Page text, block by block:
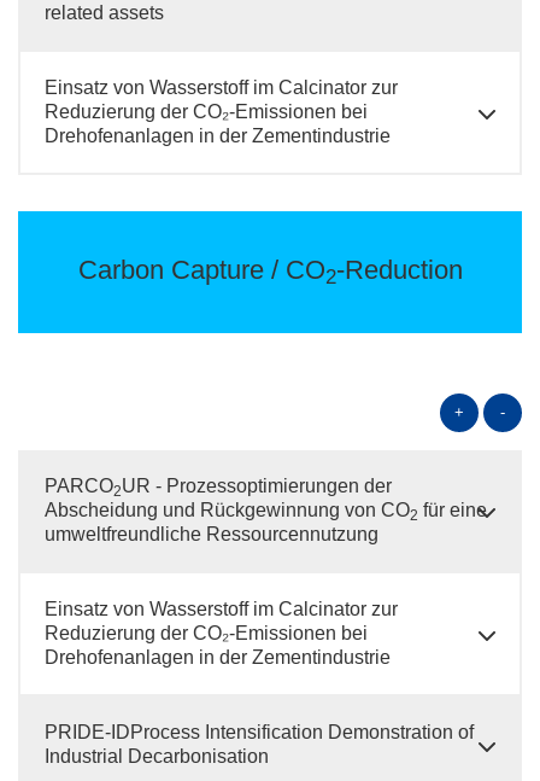
related assets
Einsatz von Wasserstoff im Calcinator zur
Reduzierung der CO₂-Emissionen bei
Drehofenanlagen in der Zementindustrie
Carbon Capture / CO2-Reduction
+ -
PARCO2UR - Prozessoptimierungen der
Abscheidung und Rückgewinnung von CO2 für eine
umweltfreundliche Ressourcennutzung
Einsatz von Wasserstoff im Calcinator zur
Reduzierung der CO₂-Emissionen bei
Drehofenanlagen in der Zementindustrie
PRIDE-IDProcess Intensification Demonstration of
Industrial Decarbonisation